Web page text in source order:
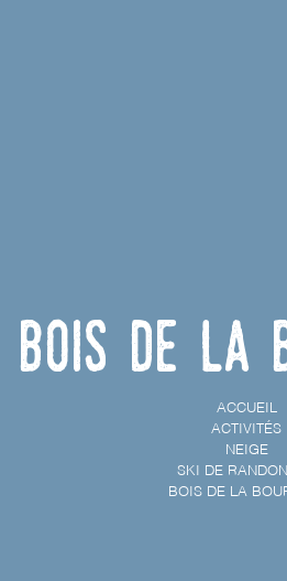
Bois de la
ACCUEIL
ACTIVITÉS
NEIGE
SKI DE
BOIS DE LA